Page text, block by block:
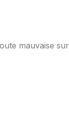
mauvaise